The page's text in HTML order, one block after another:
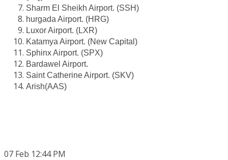
Sharm El Sheikh Airport. (SSH)
hurgada Airport. (HRG)
Luxor Airport. (LXR)
Katamya Airport. (New Capital)
Sphinx Airport. (SPX)
Bardawel Airport.
Saint Catherine Airport. (SKV)
Arish(AAS)
07 Feb 12:44 PM